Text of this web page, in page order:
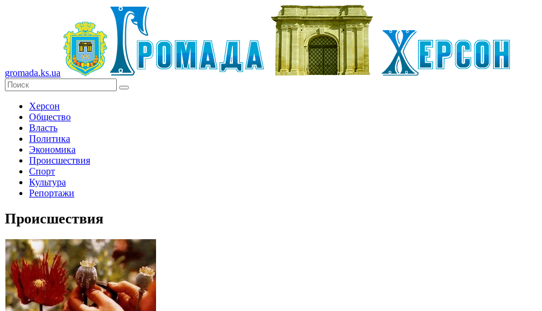
gromada.ks.ua
Херсон
Общество
Власть
Политика
Экономика
Происшествия
Спорт
Культура
Репортажи
Происшествия